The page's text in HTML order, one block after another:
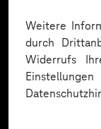
Weitere
durch
Widerrufs